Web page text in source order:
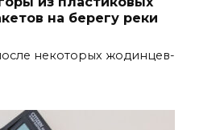
на берегу реки
некоторых жодинцев-